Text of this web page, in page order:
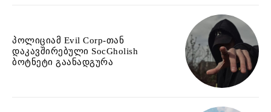
პოლიციამ Evil Corp-თან
დაკავშირებული SocGholish
ბოტნეტი გაანადგურა